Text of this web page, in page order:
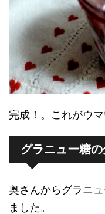
完成！。これがウマ
グラニュー糖
奥さんからグラニ
ました。